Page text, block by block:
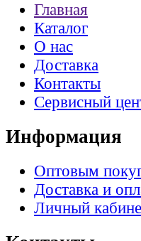
Главная
Каталог
О нас
Доставка
Контакты
Сервисный
Информация
Оптовым
Доставка и
Личный